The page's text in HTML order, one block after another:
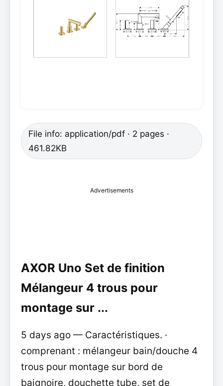
File info: application/pdf · 2 pages ·
461.82KB
Advertisements
AXOR Uno Set de finition
Mélangeur 4 trous pour
montage sur ...
5 days ago — Caractéristiques. ·
comprenant : mélangeur bain/douche 4
trous pour montage sur bord de
baignoire, douchette tube, set de